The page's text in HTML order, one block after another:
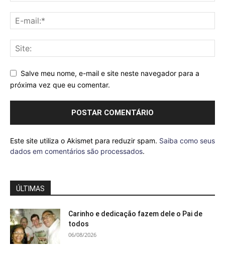
Salve meu nome, e-mail e site neste navegador para a
próxima vez que eu comentar.
Este site utiliza o Akismet para reduzir spam. Saiba como seus
dados em comentários são processados.
ÚLTIMAS
Carinho e dedicação fazem dele o Pai de
todos
06/08/2026